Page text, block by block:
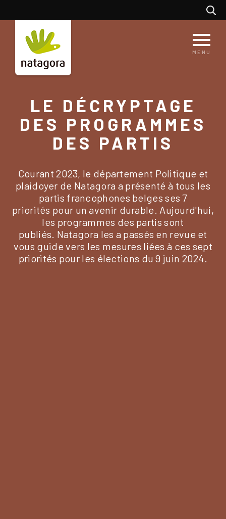
principal
MENU
LE DÉCRYPTAGE
DES PROGRAMMES
DES PARTIS
Courant 2023, le département Politique et
plaidoyer de Natagora a présenté à tous les
partis francophones belges ses 7
priorités pour un avenir durable. Aujourd'hui,
les programmes des partis sont
publiés. Natagora les a passés en revue et
vous guide vers les mesures liées à ces sept
priorités pour les élections du 9 juin 2024.